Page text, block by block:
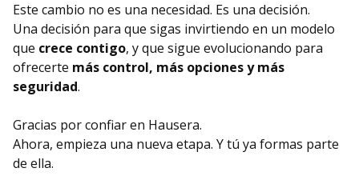
Este cambio no es una necesidad. Es una decisión.
Una decisión para que sigas invirtiendo en un modelo
que crece contigo, y que sigue evolucionando para
ofrecerte más control, más opciones y más
seguridad.
Gracias por confiar en Hausera.
Ahora, empieza una nueva etapa. Y tú ya formas parte
de ella.